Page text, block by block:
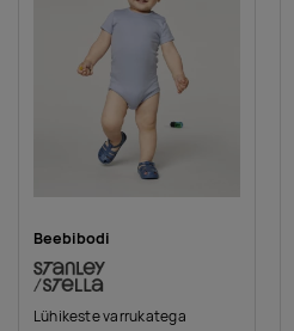
Beebibodi
Lühikeste varrukatega